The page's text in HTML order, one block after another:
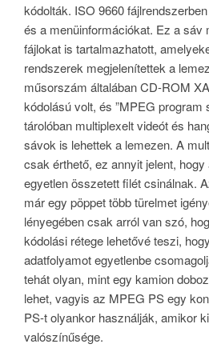
kódolták. ISO 9660
és a menüinformációkat. Ez a sáv
fájlokat is tartalmazhatott,
rendszerek megjelenítettek a
műsorszám általában CD-ROM
kódolású volt, és ”MPEG program
tárolóban multiplexelt videót és
sávok is lehettek a lemezen. A
csak érthető, ez annyit jelent,
egyetlen összetett filét csinálnak.
már egy pöppet több türelmet
lényegében csak arról van szó,
kódolási rétege lehetővé teszi,
adatfolyamot egyetlenbe
tehát olyan, mint egy kamion
lehet, vagyis az MPEG PS egy
PS-t olyankor használják, amikor
valószínűsége.